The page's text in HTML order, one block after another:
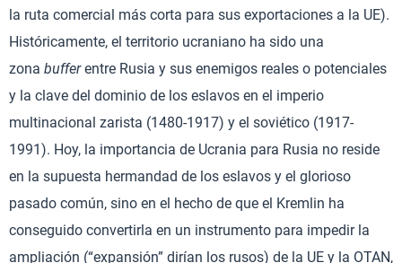
la ruta comercial más corta para sus exportaciones a la UE).
Históricamente, el territorio ucraniano ha sido una
zona bufferentre Rusia y sus enemigos reales o potenciales
y la clave del dominio de los eslavos en el imperio
multinacional zarista (1480-1917) y el soviético (1917-
1991). Hoy, la importancia de Ucrania para Rusia no reside
en la supuesta hermandad de los eslavos y el glorioso
pasado común, sino en el hecho de que el Kremlin ha
conseguido convertirla en un instrumento para impedir la
ampliación (“expansión” dirían los rusos) de la UE y la OTAN,